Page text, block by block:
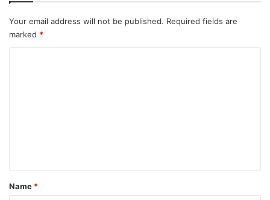
Your email address will not be published. Required fields are
marked *
*
Name *